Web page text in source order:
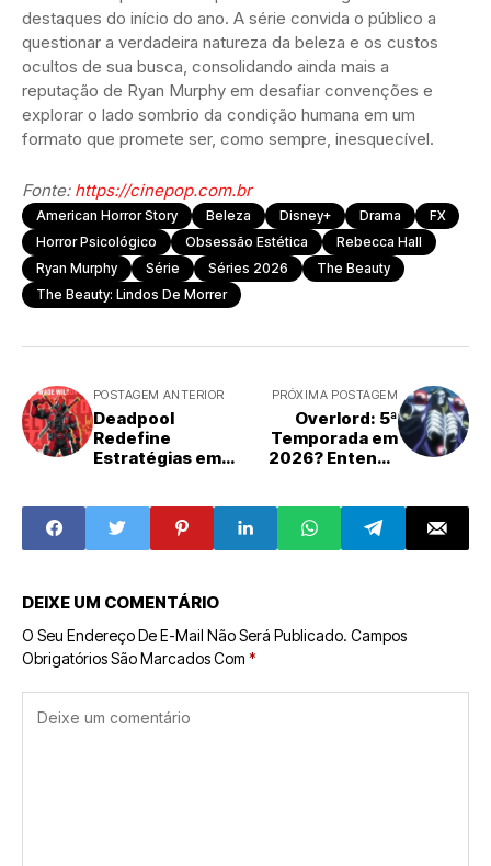
destaques do início do ano. A série convida o público a
questionar a verdadeira natureza da beleza e os custos
ocultos de sua busca, consolidando ainda mais a
reputação de Ryan Murphy em desafiar convenções e
explorar o lado sombrio da condição humana em um
formato que promete ser, como sempre, inesquecível.
Fonte: https://cinepop.com.br
American Horror Story Beleza Disney+ Drama
FX
Horror Psicológico
Obsessão Estética
Rebecca Hall
Ryan Murphy
Série Séries 2026
The Beauty
The Beauty: Lindos De Morrer
POSTAGEM ANTERIOR
Deadpool
Redefine
Estratégias em
Mecânica de Três
Funções
PRÓXIMA POSTAGEM
Overlord: 5ª
Temporada em
2026? Entenda
Produção
DEIXE UM COMENTÁRIO
O Seu Endereço De E-Mail Não Será Publicado. Campos
Obrigatórios São Marcados Com *